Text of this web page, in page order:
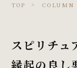
TOP COLUMN
スピリチュ